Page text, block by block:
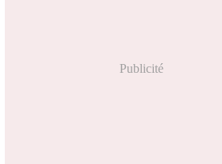
Publicité